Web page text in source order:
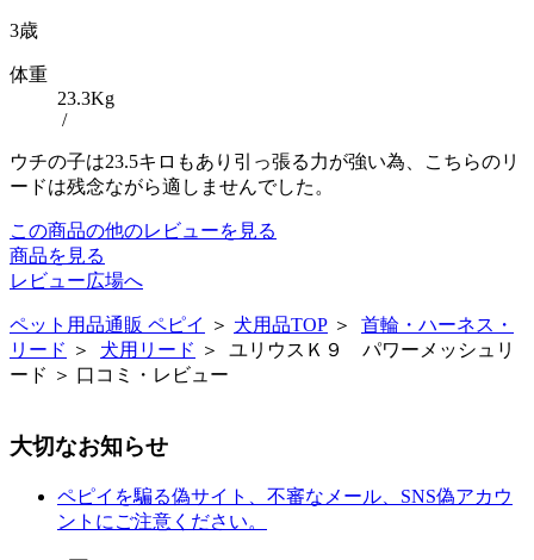
3歳
体重
23.3Kg
/
ウチの子は23.5キロもあり引っ張る力が強い為、こちらのリ
ードは残念ながら適しませんでした。
この商品の他のレビューを見る
商品を見る
レビュー広場へ
ペット用品通販 ペピイ ＞ 犬用品TOP ＞ 首輪・ハーネス・
リード ＞ 犬用リード ＞ ユリウスＫ９ パワーメッシュリ
ード ＞ 口コミ・レビュー
大切なお知らせ
ペピイを騙る偽サイト、不審なメール、SNS偽アカウ
ントにご注意ください。